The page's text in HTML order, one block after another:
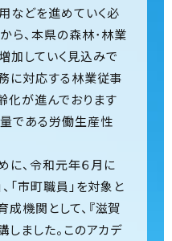
などを進めていく必
ら、本県の森林･林業
加していく見込みで
に対応する林業従事
化が進んでおります
量である労働生産性
に、令和元年６月に
「市町職員」を対象と
機関として、『滋賀
しました。このアカデ